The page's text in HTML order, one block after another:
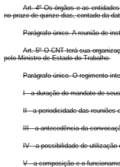
Art. 4º Os órgãos e as
no prazo de quinze dias, contado da
Parágrafo único. A reunião de
Art. 5º O CNT terá sua
pelo Ministro de Estado do Trabalho.
Parágrafo único. O regimento
I - a duração do mandato de
II - a periodicidade das reuniões
III - a antecedência da
IV - a possibilidade de utilização
V - a composição e o